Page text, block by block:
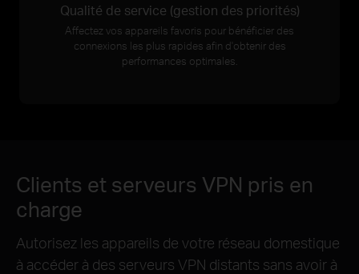
Qualité de service (gestion des priorités)
Affectez vos appareils favoris pour bénéficier des
connexions les plus rapides afin d'obtenir des
performances optimales.
Clients et serveurs VPN pris en
charge
Autorisez les appareils de votre réseau domestique
à accéder à des serveurs VPN distants sans avoir à